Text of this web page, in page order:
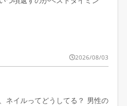
2026/08/03
ネイルってどうしてる？ 男性の